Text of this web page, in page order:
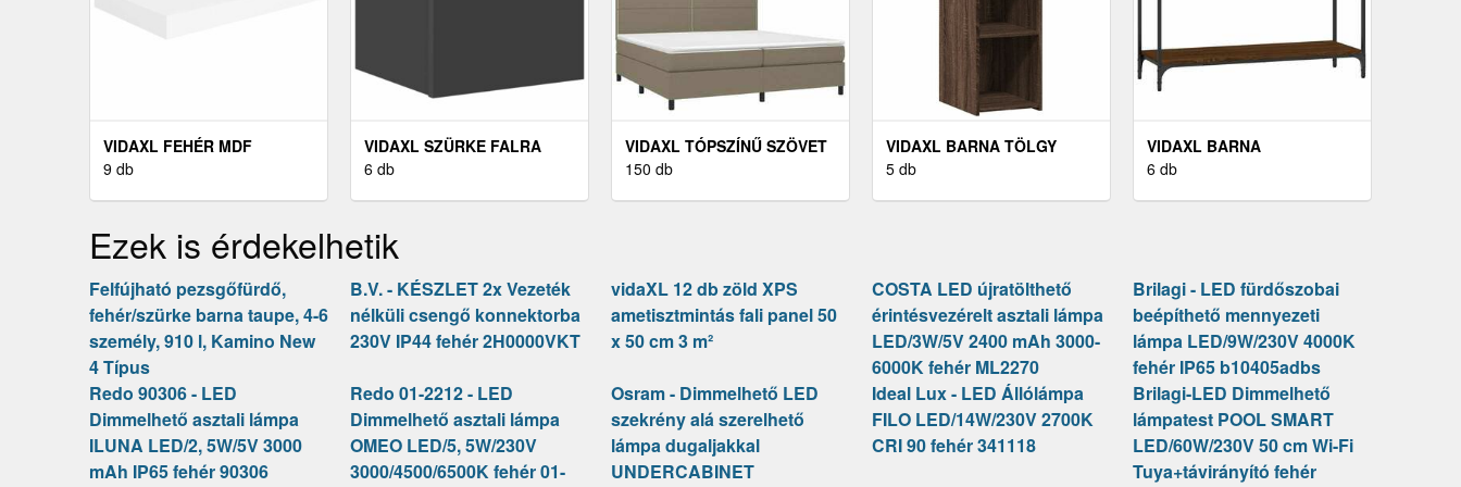
VIDAXL FEHÉR MDF
LEBEGŐ FALI POLC 40 X 23
9 db
VIDAXL SZÜRKE FALRA
SZERELHETŐ TV-
6 db
VIDAXL TÓPSZÍNŰ SZÖVET
RUGÓS ÉS LED-ES ÁGY
150 db
VIDAXL BARNA TÖLGY
SZÍNŰ SZERELT FA
5 db
VIDAXL BARNA
TÖLGYSZÍNŰ SZERELT FA
6 db
Ezek is érdekelhetik
Felfújható pezsgőfürdő,
fehér/szürke barna taupe, 4-6
személy, 910 l, Kamino New
4 Típus
B.V. - KÉSZLET 2x Vezeték
nélküli csengő konnektorba
230V IP44 fehér 2H0000VKT
vidaXL 12 db zöld XPS
ametisztmintás fali panel 50
x 50 cm 3 m²
COSTA LED újratölthető
érintésvezérelt asztali lámpa
LED/3W/5V 2400 mAh 3000-
6000K fehér ML2270
Brilagi - LED fürdőszobai
beépíthető mennyezeti
lámpa LED/9W/230V 4000K
fehér IP65 b10405adbs
Redo 90306 - LED
Dimmelhető asztali lámpa
ILUNA LED/2, 5W/5V 3000
mAh IP65 fehér 90306
Redo 01-2212 - LED
Dimmelhető asztali lámpa
OMEO LED/5, 5W/230V
3000/4500/6500K fehér 01-
Osram - Dimmelhető LED
szekrény alá szerelhető
lámpa dugaljakkal
UNDERCABINET
Ideal Lux - LED Állólámpa
FILO LED/14W/230V 2700K
CRI 90 fehér 341118
Brilagi-LED Dimmelhető
lámpatest POOL SMART
LED/60W/230V 50 cm Wi-Fi
Tuya+távirányító fehér